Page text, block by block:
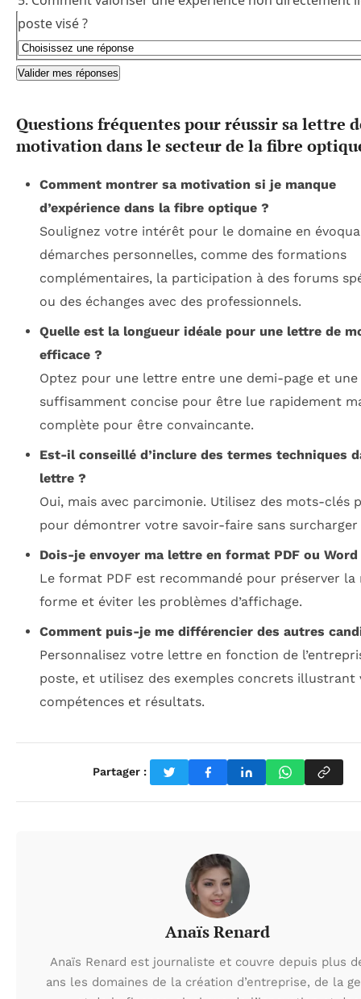
poste visé ?
Valider mes réponses
Questions fréquentes pour réussir sa lettre
motivation dans le secteur de la fibre
Comment montrer sa motivation si je manque
d’expérience dans la fibre optique ?
Soulignez votre intérêt pour le domaine en
démarches personnelles, comme des formations
complémentaires, la participation à des forums
ou des échanges avec des professionnels.
Quelle est la longueur idéale pour une lettre de
efficace ?
Optez pour une lettre entre une demi-page et une
suffisamment concise pour être lue rapidement
complète pour être convaincante.
Est-il conseillé d’inclure des termes techniques
lettre ?
Oui, mais avec parcimonie. Utilisez des mots-clés
pour démontrer votre savoir-faire sans
Dois-je envoyer ma lettre en format PDF ou Word
Le format PDF est recommandé pour préserver la
forme et éviter les problèmes d’affichage.
Comment puis-je me différencier des autres
Personnalisez votre lettre en fonction de
poste, et utilisez des exemples concrets illustrant
compétences et résultats.
Partager :
Anaïs Renard
Anaïs Renard est journaliste et couvre depuis plus
ans les domaines de la création d’entreprise, de la